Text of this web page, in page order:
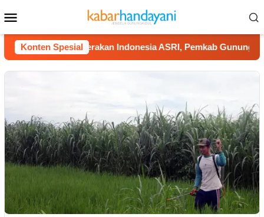
ke
kontenMobile
Konten Spesial
Dukung Gerakan Indonesia ASRI, Pemkab Gunungkidul